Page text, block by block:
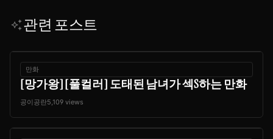
auto_awesome관련 포스트
만화
[망가왕] [풀컬러] 도태된 남녀가 섹S하는 만화
공이공란5,109 views